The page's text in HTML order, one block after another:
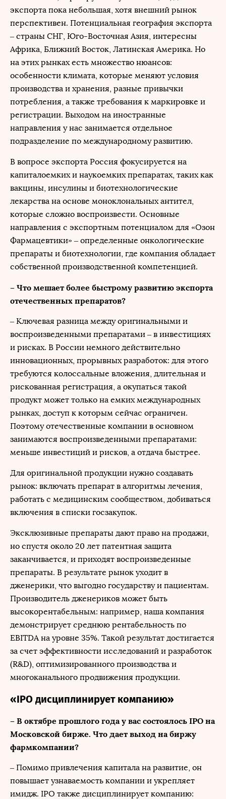
экспорта пока небольшая, хотя внешний рынок
перспективен. Потенциальная география экспорта
– страны СНГ, Юго-Восточная Азия, интересны
Африка, Ближний Восток, Латинская Америка. Но
на этих рынках есть множество нюансов:
особенности климата, которые меняют условия
производства и хранения, разные привычки
потребления, а также требования к маркировке и
регистрации. Выходом на иностранные
направления у нас занимается отдельное
подразделение по международному развитию.
В вопросе экспорта Россия фокусируется на
капиталоемких и наукоемких препаратах, таких как
вакцины, инсулины и биотехнологические
лекарства на основе моноклональных антител,
которые сложно воспроизвести. Основные
направления с экспортным потенциалом для «Озон
Фармацевтики» – определенные онкологические
препараты и биотехнологии, где компания обладает
собственной производственной компетенцией.
– Что мешает более быстрому развитию экспорта
отечественных препаратов?
– Ключевая разница между оригинальными и
воспроизведенными препаратами – в инвестициях
и рисках. В России немного действительно
инновационных, прорывных разработок: для этого
требуются колоссальные вложения, длительная и
рискованная регистрация, а окупаться такой
продукт может только на емких международных
рынках, доступ к которым сейчас ограничен.
Поэтому отечественные компании в основном
занимаются воспроизведенными препаратами:
меньше инвестиций и рисков, а отдача быстрее.
Для оригинальной продукции нужно создавать
рынок: включать препарат в алгоритмы лечения,
работать с медицинским сообществом, добиваться
включения в списки госзакупок.
Эксклюзивные препараты дают право на продажи,
но спустя около 20 лет патентная защита
заканчивается, и приходят воспроизведенные
препараты. В результате рынок уходит в
дженерики, что выгодно государству и пациентам.
Производитель дженериков может быть
высокорентабельным: например, наша компания
демонстрирует среднюю рентабельность по
EBITDA на уровне 35%. Такой результат достигается
за счет эффективности исследований и разработок
(R&D), оптимизированного производства и
многоканального продвижения продукции.
«IPO дисциплинирует компанию»
– В октябре прошлого года у вас состоялось IPO на
Московской бирже. Что дает выход на биржу
фармкомпании?
– Помимо привлечения капитала на развитие, он
повышает узнаваемость компании и укрепляет
имидж. IPO также дисциплинирует компанию: